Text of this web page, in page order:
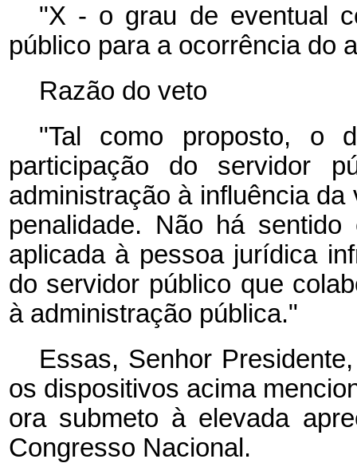
"X - o grau de eventual
público para a ocorrência do
Razão do veto
"Tal como proposto, o
participação do servidor
administração à influência
penalidade. Não há
aplicada à pessoa jurídica
do servidor público que
à administração pública."
Essas, Senhor
os dispositivos acima
ora submeto à elevada
Congresso Nacional.